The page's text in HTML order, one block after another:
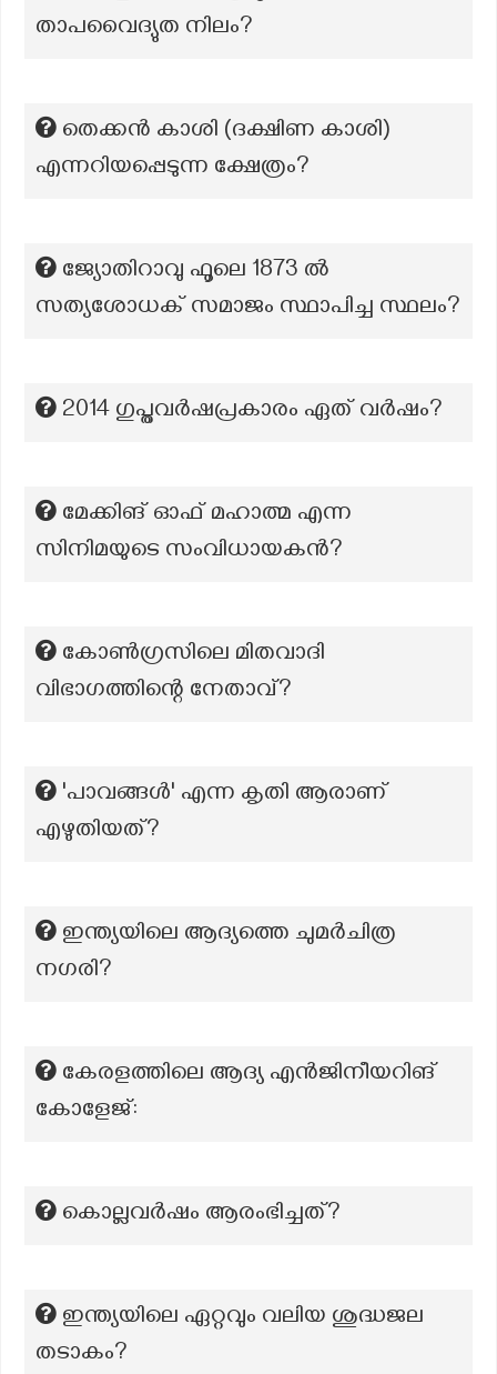
താപവൈദ്യുത നിലം?
തെക്കൻ കാശി (ദക്ഷിണ കാശി)
എന്നറിയപ്പെടുന്ന ക്ഷേത്രം?
ജ്യോതിറാവു ഫൂലെ 1873 ൽ
സത്യശോധക് സമാജം സ്ഥാപിച്ച സ്ഥലം?
2014 ഗുപ്തവര്‍ഷപ്രകാരം ഏത് വര്‍ഷം?
മേക്കിങ് ഓഫ് മഹാത്മ എന്ന
സിനിമയുടെ സംവിധായകൻ?
കോൺഗ്രസിലെ മിതവാദി
വിഭാഗത്തിന്റെ നേതാവ്?
'പാവങ്ങൾ' എന്ന കൃതി ആരാണ്
എഴുതിയത്?
ഇന്ത്യയിലെ ആദ്യത്തെ ചുമർചിത്ര
നഗരി?
കേരളത്തിലെ ആദ്യ എൻജിനീയറിങ്
കോളേജ്:
കൊല്ലവർഷം ആരംഭിച്ചത്?
ഇന്ത്യയിലെ ഏറ്റവും വലിയ ശുദ്ധജല
തടാകം?